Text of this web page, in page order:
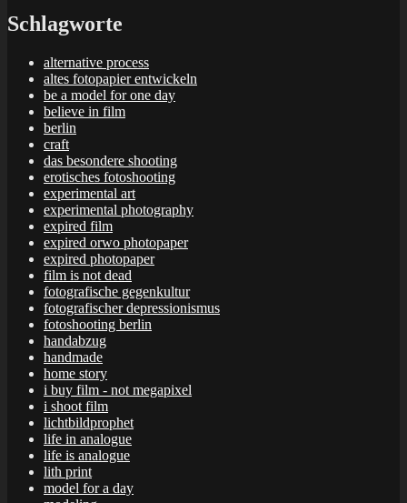
Schlagworte
alternative process
altes fotopapier entwickeln
be a model for one day
believe in film
berlin
craft
das besondere shooting
erotisches fotoshooting
experimental art
experimental photography
expired film
expired orwo photopaper
expired photopaper
film is not dead
fotografische gegenkultur
fotografischer depressionismus
fotoshooting berlin
handabzug
handmade
home story
i buy film - not megapixel
i shoot film
lichtbildprophet
life in analogue
life is analogue
lith print
model for a day